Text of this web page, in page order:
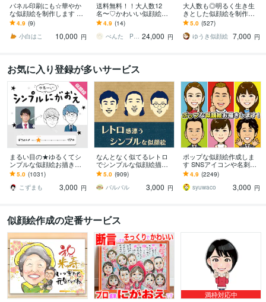
パネル印刷にも☆華やか
な似顔絵を制作します 多
様なサイズに対応可◎大
切な日の一枚に。
4.9 (9)
小白はこ
10,000 円
送料無料！！大人数12
名〜♡かわいい似顔絵描
きます ♡還暦祝い/記念日/
古希祝い/米寿祝い/傘寿祝
い/プレゼント
4.9 (14)
ぺんた Pengin Smile 24,000 円
大人数も◎明るく生き生
きとした似顔絵を制作し
ます ✦送料込み✦長寿祝
い、記念日、プレゼン
ト、ご自宅用に♪
5.0 (527)
ゆうき似顔絵 7,000 円
お気に入り登録が多いサービス
まるい目の★ゆるくてシ
ンプルな似顔絵お描きし
ます ゆる～い感じにした
い、似すぎない方が‥と
いう方にオススメ！
5.0 (1031)
こずまも
3,000 円
なんとなく似てるレトロ
でシンプルな似顔絵描き
ます 懐かしくて新しい。
ほんのり昭和テイストの
やさしい似顔絵
5.0 (909)
バルバル
3,000 円
ポップな似顔絵作成しま
す SNSアイコンや名刺、
プレゼント用にポップな
似顔絵作成します
4.9 (2249)
syuwaco
3,000 円
似顔絵作成の定番サービス
満枠対応中